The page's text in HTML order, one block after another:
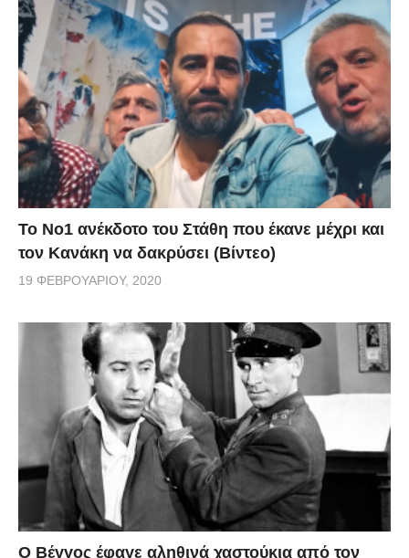
Το Νο1 ανέκδοτο του Στάθη που έκανε μέχρι και
τον Κανάκη να δακρύσει (Βίντεο)
19 ΦΕΒΡΟΥΑΡΊΟΥ, 2020
Ο Βέγγος έφαγε αληθινά χαστούκια από τον